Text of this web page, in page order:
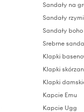
Sandały na
Sandały
Sandały boho
Srebrne
Klapki
Klapki
Klapki
Kapcie Emu
Kapcie Ugg